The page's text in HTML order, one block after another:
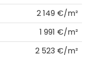
2 149 €/m²
1 991 €/m²
2 523 €/m²